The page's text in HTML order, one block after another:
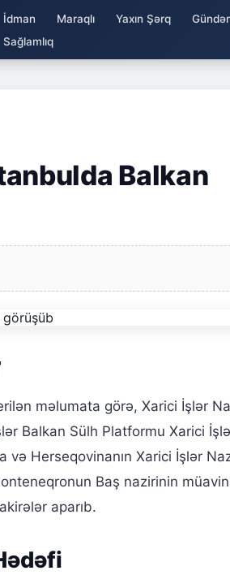
İdman Maraqlı Yaxın Şərq
Sağlamlıq
Balkan
məlumata görə, Xarici İşlər
Balkan Sülh Platformu Xarici
və Herseqovinanın Xarici İşlər
Baş nazirinin
aparıb.